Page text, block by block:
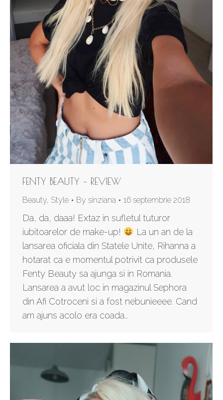
FENTY BEAUTY – REVIEW
Beauty, Style By sinziana 16 septembrie 2018
Da, da, daaa! Extaz in sufletul tuturor
iubitoarelor de make-up!
La un an de la
lansarea oficiala din Statele Unite, Rihanna a
hotarat ca e momentul potrivit ca produsele
Fenty Beauty sa ajunga si in Romania.
Lansarea a avut loc in magazinul Sephora
din Afi Cotroceni si a fost nebunieeee. Cand
am ajuns acolo era coada…